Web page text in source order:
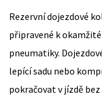
Rezervní dojezdové
připravené k
pneumatiky.
lepící sadu nebo
pokračovat v jízdě